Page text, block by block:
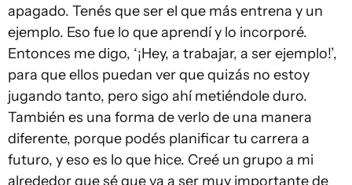
apagado. Tenés que ser el que más entrena y un
ejemplo. Eso fue lo que aprendí y lo incorporé.
Entonces me digo, ‘¡Hey, a trabajar, a ser ejemplo!’,
para que ellos puedan ver que quizás no estoy
jugando tanto, pero sigo ahí metiéndole duro.
También es una forma de verlo de una manera
diferente, porque podés planificar tu carrera a
futuro, y eso es lo que hice. Creé un grupo a mi
alrededor que sé que va a ser muy importante de